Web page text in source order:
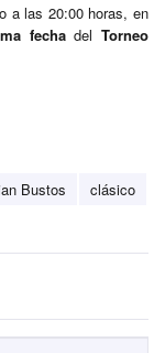
a las 20:00 horas, en
fechadelTorneo
Bustos
clásico